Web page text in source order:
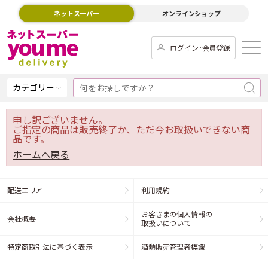
ネットスーパー オンラインショップ
ログイン･会員登録
カテゴリー
申し訳ございません。
ご指定の商品は販売終了か、ただ今お取扱いできない商
品です。
ホームへ戻る
配送エリア 利用規約
会社概要
お客さまの個人情報の
取扱いについて
特定商取引法に基づく表示 酒類販売管理者標識